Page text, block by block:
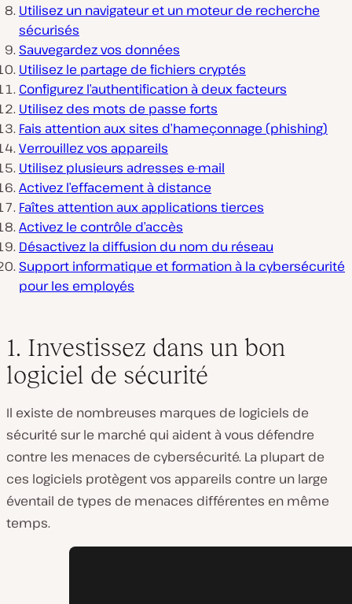
Utilisez un navigateur et un moteur de recherche
sécurisés
Sauvegardez vos données
Utilisez le partage de fichiers cryptés
Configurez l’authentification à deux facteurs
Utilisez des mots de passe forts
Fais attention aux sites d’hameçonnage (phishing)
Verrouillez vos appareils
Utilisez plusieurs adresses e-mail
Activez l’effacement à distance
Faîtes attention aux applications tierces
Activez le contrôle d’accès
Désactivez la diffusion du nom du réseau
Support informatique et formation à la cybersécurité
pour les employés
1. Investissez dans un bon
logiciel de sécurité
Il existe de nombreuses marques de logiciels de
sécurité sur le marché qui aident à vous défendre
contre les menaces de cybersécurité. La plupart de
ces logiciels protègent vos appareils contre un large
éventail de types de menaces différentes en même
temps.